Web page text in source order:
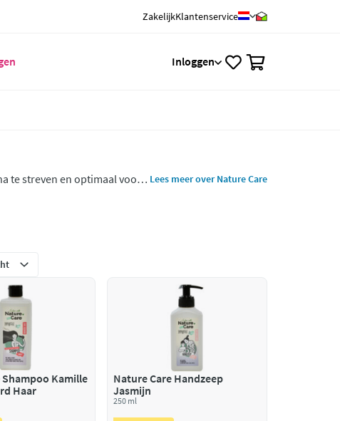
ZakelijkKlantenservice
Inloggen
te streven en optimaal voor
Lees meer over Nature Care
Kamille
Haar
Nature Care Handzeep
Jasmijn
250 ml